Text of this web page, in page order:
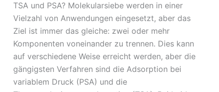
TSA und PSA? Molekularsiebe werden in einer
Vielzahl von Anwendungen eingesetzt, aber das
Ziel ist immer das gleiche: zwei oder mehr
Komponenten voneinander zu trennen. Dies kann
auf verschiedene Weise erreicht werden, aber die
gängigsten Verfahren sind die Adsorption bei
variablem Druck (PSA) und die